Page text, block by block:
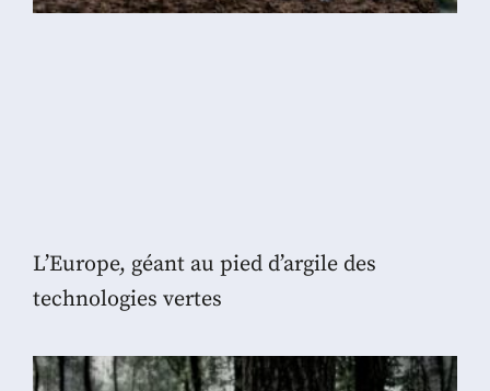
L’Europe, géant au pied d’argile des
technologies vertes